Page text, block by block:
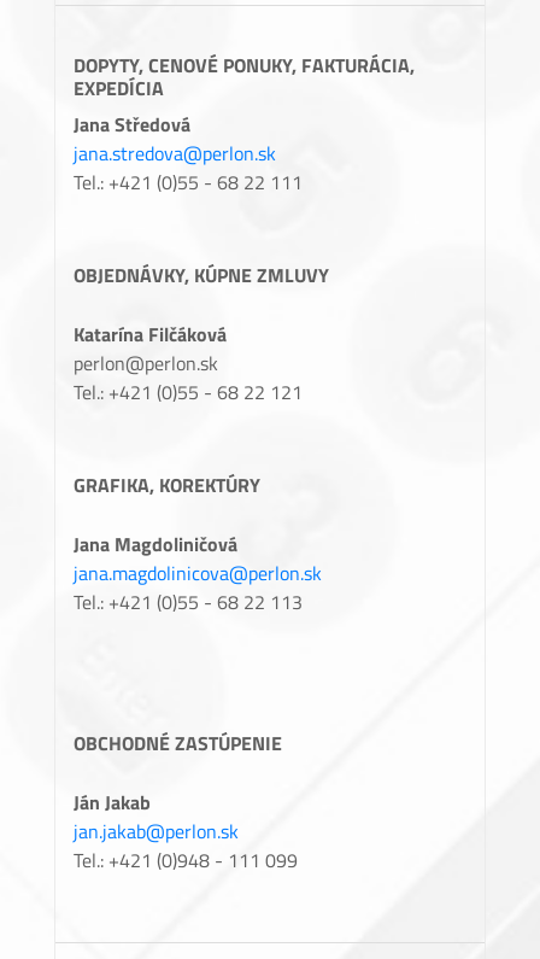
DOPYTY, CENOVÉ PONUKY, FAKTURÁCIA,
EXPEDÍCIA
Jana Středová
jana.stredova@perlon.sk
Tel.: +421 (0)55 - 68 22 111
OBJEDNÁVKY, KÚPNE ZMLUVY
Katarína Filčáková
perlon@perlon.sk
Tel.: +421 (0)55 - 68 22 121
GRAFIKA, KOREKTÚRY
Jana Magdoliničová
jana.magdolinicova@perlon.sk
Tel.: +421 (0)55 - 68 22 113
OBCHODNÉ ZASTÚPENIE
Ján Jakab
jan.jakab@perlon.sk
Tel.: +421 (0)948 - 111 099